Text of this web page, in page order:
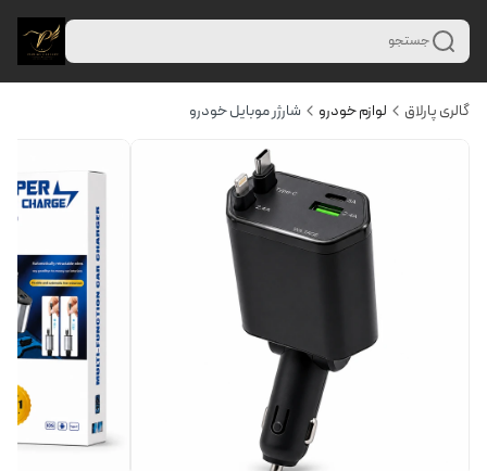
جستجو
گالری پارلاق لوازم خودرو شارژر موبایل خودرو